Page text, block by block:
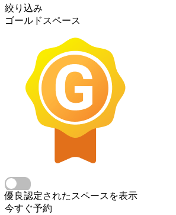
絞り込み
ゴールドスペース
優良認定されたスペースを表示
今すぐ予約